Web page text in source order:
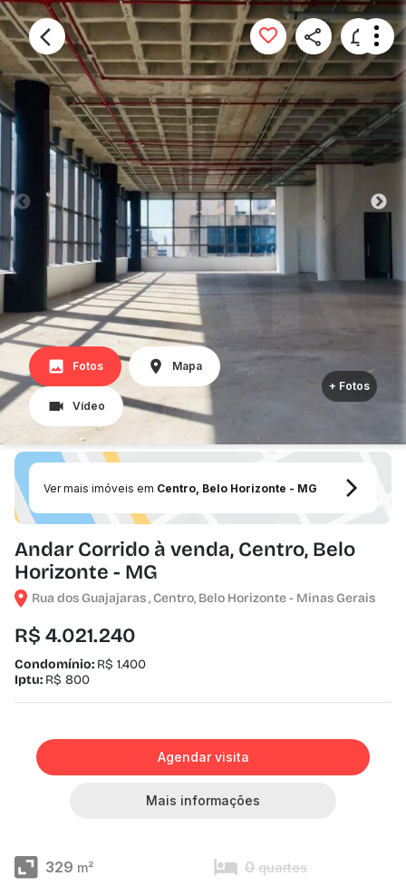
Fotos Mapa
Vídeo
+ Fotos
Ver mais imóveis em Centro, Belo Horizonte - MG
Andar Corrido à venda, Centro, Belo
Horizonte - MG
Rua dos Guajajaras , Centro, Belo Horizonte - Minas Gerais
R$ 4.021.240
Condomínio: R$ 1.400
Iptu: R$ 800
Agendar visita
Mais informações
329 m² 0 quartos